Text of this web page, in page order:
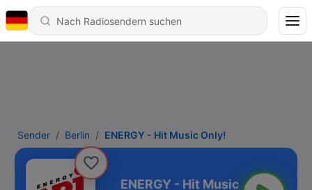
Sender Berlin ENERGY - Hit Music Only!
Music Only!